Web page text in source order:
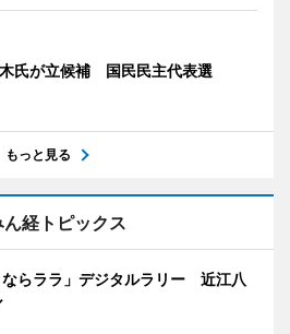
氏が立候補 国民民主代表選
もっと見る
ん経トピックス
らララ」デジタルラリー 近江八